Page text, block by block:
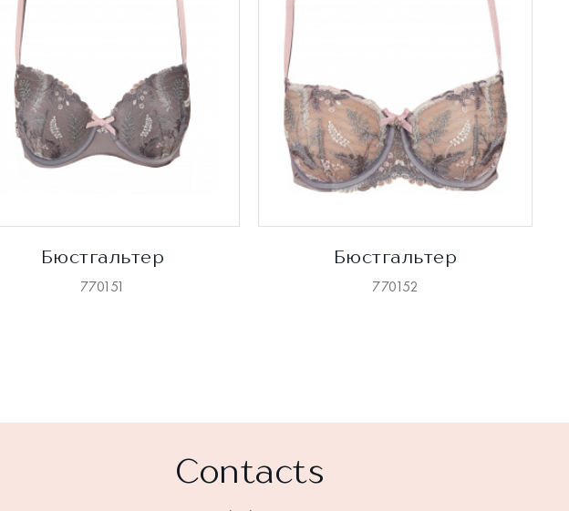
Бюстгальтер
770151
Бюстгальтер
770152
Contacts